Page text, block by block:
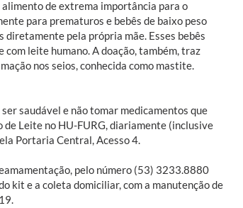
de extrema importância para o
para prematuros e bebês de baixo peso
pela própria mãe. Esses bebês
leite humano. A doação, também, traz
nos seios, conhecida como mastite.
saudável e não tomar medicamentos que
Leite no HU-FURG, diariamente (inclusive
Portaria Central, Acesso 4.
pelo número (53) 3233.8880
kit e a coleta domiciliar, com a manutenção de